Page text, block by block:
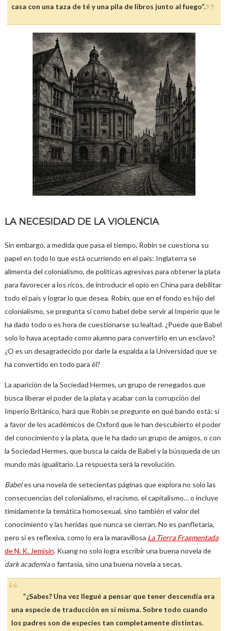
casa con una taza de té y una pila de libros junto al fuego”.
LA NECESIDAD DE LA VIOLENCIA
Sin embargo, a medida que pasa el tiempo, Robin se cuestiona su
papel en todo lo que está ocurriendo en el país: Inglaterra se
alimenta del colonialismo, de políticas agresivas para obtener la plata
para favorecer a los ricos, de introducir el opio en China para debilitar
todo el país y lograr lo que desea. Robin, que en el fondo es hijo del
colonialismo, se pregunta si como babel debe servir al Imperio que le
ha dado todo o es hora de cuestionarse su lealtad. ¿Puede que Babel
solo lo haya aceptado como alumno para convertirlo en un esclavo?
¿O es un desagradecido por darle la espalda a la Universidad que se
ha convertido en todo para él?
La aparición de la Sociedad Hermes, un grupo de renegados que
busca liberar el poder de la plata y acabar con la corrupción del
Imperio Británico, hará que Robin se pregunte en qué bando está: si
a favor de los académicos de Oxford que le han descubierto el poder
del conocimiento y la plata, que le ha dado un grupo de amigos, o con
la Sociedad Hermes, que busca la caída de Babel y la búsqueda de un
mundo más igualitario. La respuesta será la revolución.
Babeles una novela de setecientas páginas que explora no solo las
consecuencias del colonialismo, el racismo, el capitalismo… o incluye
tímidamente la temática homosexual, sino también el valor del
conocimiento y las heridas que nunca se cierran. No es panfletaria,
pero sí es reflexiva, como lo era la maravillosa La Tierra Fragmentada
de N. K. Jemisin. Kuang no solo logra escribir una buena novela de
dark academiao fantasía, sino una buena novela a secas.
“¿Sabes? Una vez llegué a pensar que tener descendía era
una especie de traducción en sí misma. Sobre todo cuando
los padres son de especies tan completamente distintas.